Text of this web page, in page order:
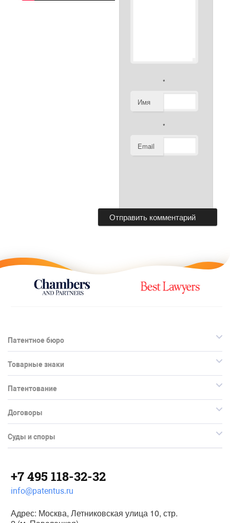
Имя
*
Email
*
Патентное бюро
Товарные знаки
Патентование
Договоры
Суды и споры
+7 495 118-32-32
info@patentus.ru
Адрес: Москва, Летниковская улица 10, стр.